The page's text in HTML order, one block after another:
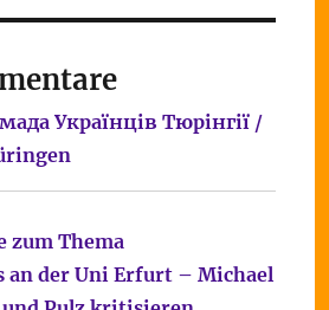
Українців Тюрінгії /
zum Thema
an der Uni Erfurt – Michael